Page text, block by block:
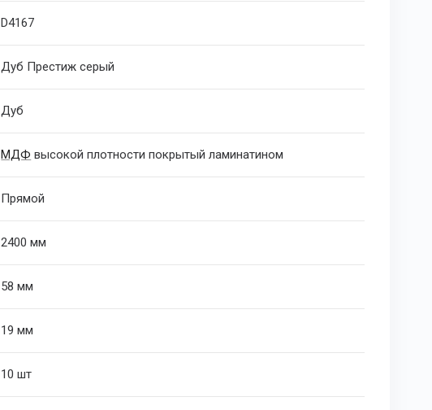
D4167
Дуб Престиж серый
Дуб
МДФ высокой плотности покрытый ламинатином
Прямой
2400 мм
58 мм
19 мм
10 шт